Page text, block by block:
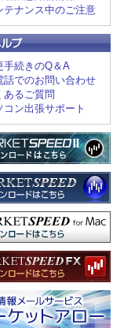
テナンス中のご注意
手続きのQ＆A
話でのお問い合わせ
あるご質問
コン出張サポート